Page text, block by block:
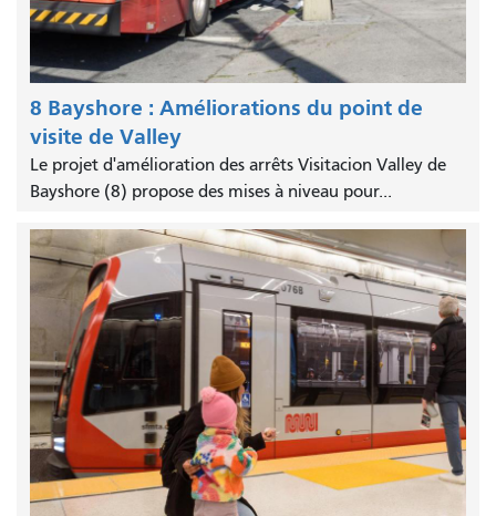
8 Bayshore : Améliorations du point de
visite de Valley
Le projet d'amélioration des arrêts Visitacion Valley de
Bayshore (8) propose des mises à niveau pour...